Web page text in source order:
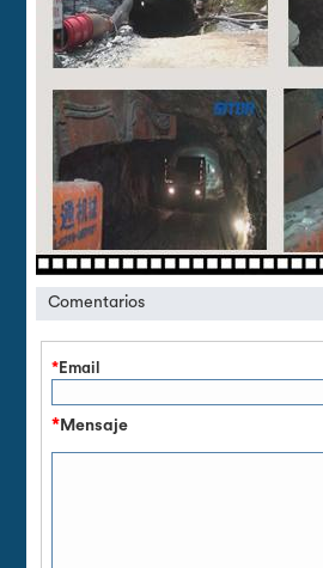
Comentarios
*Email
*Mensaje